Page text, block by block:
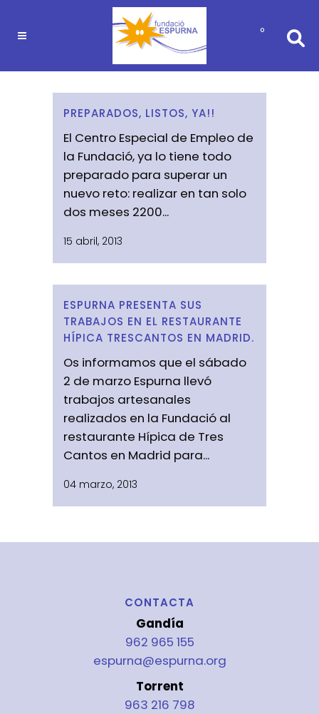
0
PREPARADOS, LISTOS, YA!!
El Centro Especial de Empleo de
la Fundació, ya lo tiene todo
preparado para superar un
nuevo reto: realizar en tan solo
dos meses 2200...
15 abril, 2013
ESPURNA PRESENTA SUS
TRABAJOS EN EL RESTAURANTE
HÍPICA TRESCANTOS EN MADRID.
Os informamos que el sábado
2 de marzo Espurna llevó
trabajos artesanales
realizados en la Fundació al
restaurante Hípica de Tres
Cantos en Madrid para...
04 marzo, 2013
CONTACTA
Gandía
962 965 155
espurna@espurna.org
Torrent
963 216 798